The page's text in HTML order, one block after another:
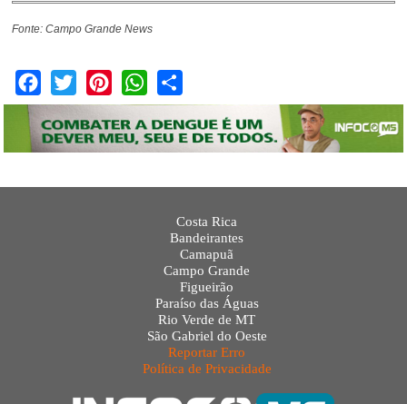
Fonte: Campo Grande News
Facebook
Twitter PinterestWhatsApp
Costa Rica
Bandeirantes
Camapuã
Campo Grande
Figueirão
Paraíso das Águas
Rio Verde de MT
São Gabriel do Oeste
Reportar Erro
Política de Privacidade